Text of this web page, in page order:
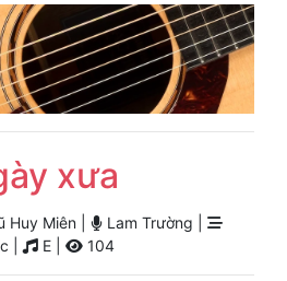
xưa
Huy Miên |
Lam Trường |
|
E | 104